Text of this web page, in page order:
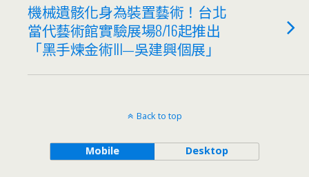
機械遺骸化身為裝置藝術！台北
當代藝術館實驗展場8/16起推出
「黑手煉金術III—吳建興個展」
Back to top
Mobile Desktop